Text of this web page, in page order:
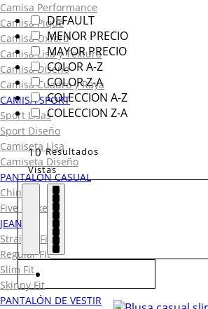
Camisa Performance
Camisa Piqué
Camisa Oxford
Camisa Lisa y Textura
Camisa Diseño
Camisa Cuadro y Raya
CAMISA SPORT
Sport Lisas
Sport Diseño
Camiseta Lisa
Camiseta Diseño
PANTALÓN CASUAL
Chino
Five Pocket
JEANS
Straight Fit
Regular Fit
Slim Fit
Skinny Fit
PANTALÓN DE VESTIR
DEFAULT
MENOR PRECIO
MAYOR PRECIO
COLOR A-Z
COLOR Z-A
COLECCION A-Z
COLECCION Z-A
10Resultados
Vistas